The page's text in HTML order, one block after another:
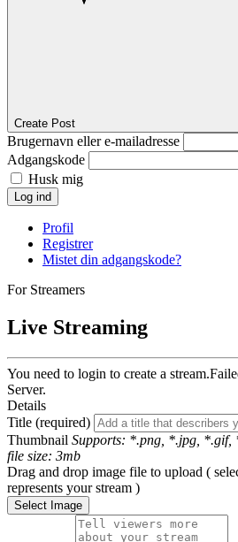
Create Post
Brugernavn eller e-mailadresse
Adgangskode
Husk mig
Log ind
Profil
Registrer
Mistet din adgangskode?
For Streamers
Live Streaming
You need to login to create a stream.
Server.
Details
Title (required)
Thumbnail Supports: *.png, *.jpg, *.gif,
file size: 3mb
Drag and drop image file to upload (
represents your stream )
Select Image